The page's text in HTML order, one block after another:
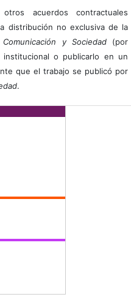
acuerdos contractuales
distribución no exclusiva de la
Comunicación y Sociedad(por
o publicarlo en un
que el trabajo se publicó por
.